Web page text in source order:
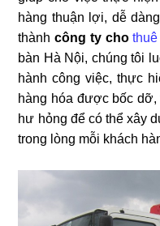
hàng thuận lợi, dễ
thànhcông ty cho
bàn Hà Nội, chúng tôi
hành công việc, thực
hàng hóa được bốc dỡ,
hư hỏng để có thể xây
trong lòng mỗi khách